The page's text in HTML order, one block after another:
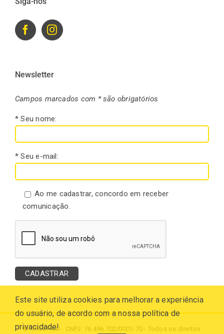
Newsletter
Campos marcados com * são obrigatórios
* Seu nome:
* Seu e-mail:
Ao me cadastrar, concordo em receber
comunicação.
© Chás Real - CNPJ: 76.496.702/0001-70 - Todos os direitos
Este site utiliza cookies para melhorar a experiência
do usuário, de acordo com a nossa política de
privacidade!